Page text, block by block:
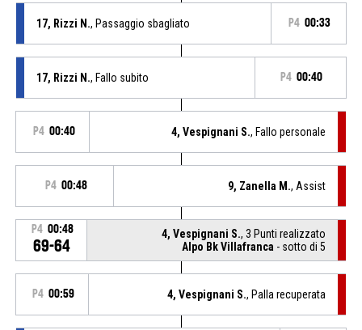
17, Rizzi N., Passaggio sbagliato P4 00:33
17, Rizzi N., Fallo subito P4 00:40
P4 00:40 4, Vespignani S., Fallo personale
P4 00:48 9, Zanella M., Assist
P4 00:48
69-64
4, Vespignani S., 3 Punti realizzato
Alpo Bk Villafranca - sotto di 5
P4 00:59 4, Vespignani S., Palla recuperata